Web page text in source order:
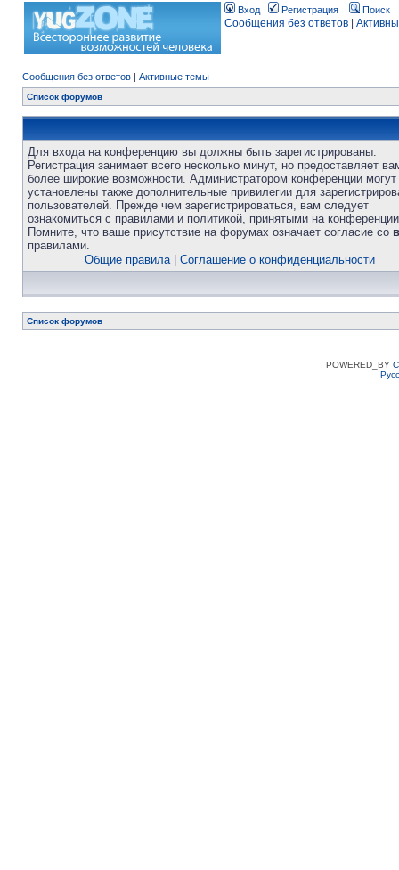
Вход Регистрация Поиск
Сообщения без ответов
Сообщения без ответов | Активные темы
Список форумов
Для входа на конференцию вы должны быть зарегистрированы.
Регистрация занимает всего несколько минут, но предоставляет
более широкие возможности. Администратором конференции
установлены также дополнительные привилегии для
пользователей. Прежде чем зарегистрироваться, вам следует
ознакомиться с правилами и политикой, принятыми на
Помните, что ваше присутствие на форумах означает согласие со
правилами.
Общие правила| Соглашение о конфиденциальности
Список форумов
POWERED_BY